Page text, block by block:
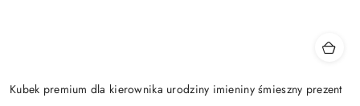
Kubek premium dla kierownika urodziny imieniny śmieszny prezent